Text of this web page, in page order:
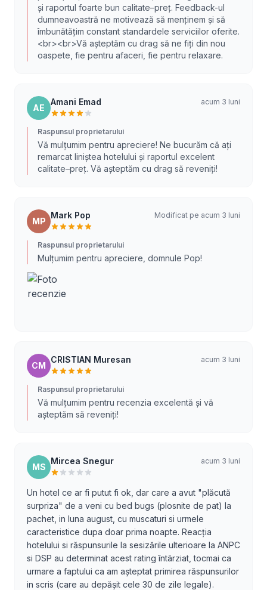
și raportul foarte bun calitate–preț. Feedback-ul
dumneavoastră ne motivează să menținem și să
îmbunătățim constant standardele serviciilor oferite.
<br><br>Vă așteptăm cu drag să ne fiți din nou
oaspete, fie pentru afaceri, fie pentru relaxare.
AE
Amani Emad acum 3 luni
Raspunsul proprietarului
Vă mulțumim pentru apreciere! Ne bucurăm că ați
remarcat liniștea hotelului și raportul excelent
calitate–preț. Vă așteptăm cu drag să reveniți!
MP
Mark Pop Modificat pe acum 3 luni
Raspunsul proprietarului
Mulțumim pentru apreciere, domnule Pop!
CM
CRISTIAN Muresan acum 3 luni
Raspunsul proprietarului
Vă mulțumim pentru recenzia excelentă și vă
așteptăm să reveniți!
MS
Mircea Snegur acum 3 luni
Un hotel ce ar fi putut fi ok, dar care a avut "plăcută
surpriza" de a veni cu bed bugs (plosnite de pat) la
pachet, in luna august, cu muscaturi si urmele
caracteristice dupa doar prima noapte. Reacția
hotelului si răspunsurile la sesizările ulterioare la ANPC
si DSP au determinat acest rating întârziat, tocmai ca
urmare a faptului ca am așteptat primirea răspunsurilor
in scris (care au depășit cele 30 de zile legale).